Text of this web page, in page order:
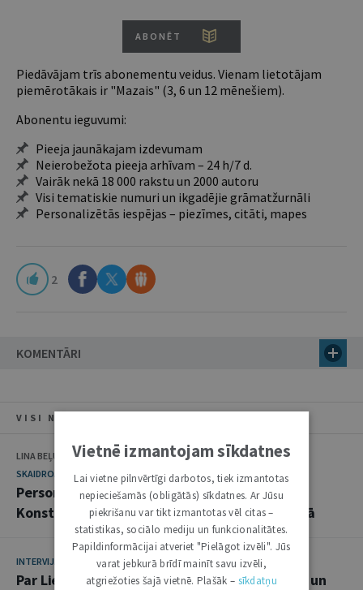
ABONĒT
Piedāvājam trīs abonementu veidus. Vienam lietotājam
piemērotākais ir "Mazais" (3, 6 un 12 mēnešiem).
Abonentu ieguvumi:
Pieeja jaunākajam izdevumam
Neierobežota pieeja arhīvam – 24 h/7 d.
Vairāk nekā 18 000 rakstu un 2000 autoru
Visi tematiskie numuri un ikgadējie grāmatžurnāli
Personalizētās iespējas – piezīmes, citāti, mapes
2
KOMENTĀRI
VISI NUMURA RAKSTI
LINA BEĻUNIENE
SKAIDROJUMI. VIEDOKĻI
Personvārdu rakstība dokumentos: Lietuvas
Konstitucionālās tiesas judikatūra 2023. gadā
INTERVIJA
Par Lietuvas konstitūcijas izstrādes līkločiem un
Vietnē izmantojam sīkdatnes
Lai vietne pilnvērtīgi darbotos, tiek izmantotas
nepieciešamās (obligātās) sīkdatnes. Ar Jūsu
piekrišanu var tikt izmantotas vēl citas –
statistikas, sociālo mediju un funkcionalitātes.
Papildinformācijai atveriet "Pielāgot izvēli". Jūs
varat jebkurā brīdī mainīt savu izvēli,
atgriežoties šajā vietnē. Plašāk – sīkdatņu